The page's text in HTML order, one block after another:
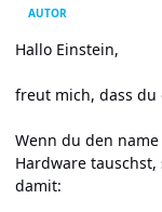
AUTOR
Hallo Einstein,
freut mich, dass du
Wenn du den
Hardware
damit: